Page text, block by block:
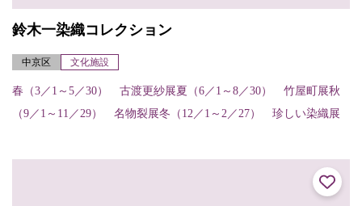
鈴木一染織コレクション
中京区 文化施設
春（3／1～5／30） 古渡更紗展夏（6／1～8／30） 竹屋町展秋
（9／1～11／29） 名物裂展冬（12／1～2／27） 珍しい染織展